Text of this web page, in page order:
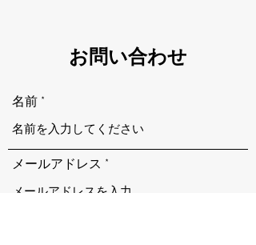
お問い合わせ
名前
メールアドレス